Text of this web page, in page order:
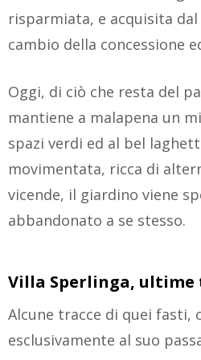
risparmiata, e acquisita
cambio della concessione
Oggi, di ciò che resta del
mantiene a malapena un
spazi verdi ed al bel
movimentata, ricca di
vicende, il giardino viene
abbandonato a se stesso.
Villa Sperlinga, ultime
Alcune tracce di quei fasti,
esclusivamente al suo